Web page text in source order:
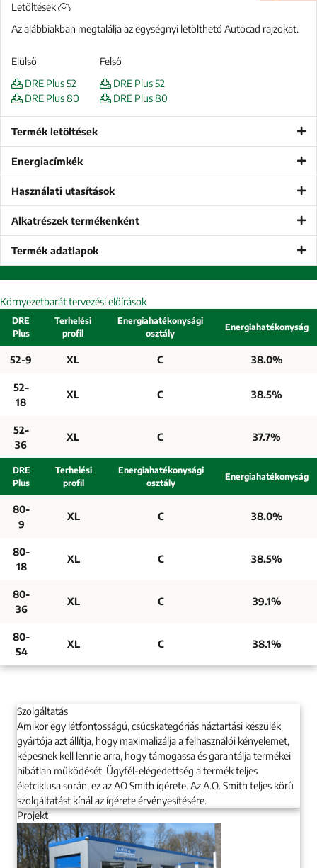
Letöltések
Az alábbiakban megtalálja az egységnyi letölthető Autocad rajzokat.
Elülső
DRE Plus 52
DRE Plus 80
Felső
DRE Plus 52
DRE Plus 80
Termék letöltések
Energiacímkék
Használati utasítások
Alkatrészek termékenként
Termék adatlapok
Környezetbarát tervezési előírások
DRE
Plus
Terhelési
profil
Energiahatékonysági
osztály
Energiahatékonyság
52-9 XL C 38.0%
52-
18
XL C 38.5%
52-
36
XL C 37.7%
DRE
Plus
Terhelési
profil
Energiahatékonysági
osztály
Energiahatékonyság
80-
9
XL C 38.0%
80-
18
XL C 38.5%
80-
36
XL C 39.1%
80-
54
XL C 38.1%
Szolgáltatás
Amikor egy létfontosságú, csúcskategóriás háztartási készülék
gyártója azt állítja, hogy maximalizálja a felhasználói kényelemet,
képesnek kell lennie arra, hogy támogassa és garantálja termékei
hibátlan működését. Ügyfél-elégedettség a termék teljes
életciklusa során, ez az AO Smith ígérete. Az A.O. Smith teljes körű
szolgáltatást kínál az ígérete érvényesítésére.
Projekt